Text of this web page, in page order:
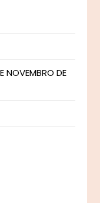
NOVEMBRO DE